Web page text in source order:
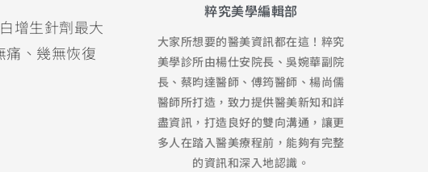
增生針劑最大
痛、幾無恢復
粹究美學編輯部
大家所想要的醫美資訊都在這！粹究
美學診所由楊仕安院長、吳婉華副院
長、蔡昀達醫師、傅筠醫師、楊尚儒
醫師所打造，致力提供醫美新知和詳
盡資訊，打造良好的雙向溝通，讓更
多人在踏入醫美療程前，能夠有完整
的資訊和深入地認識。